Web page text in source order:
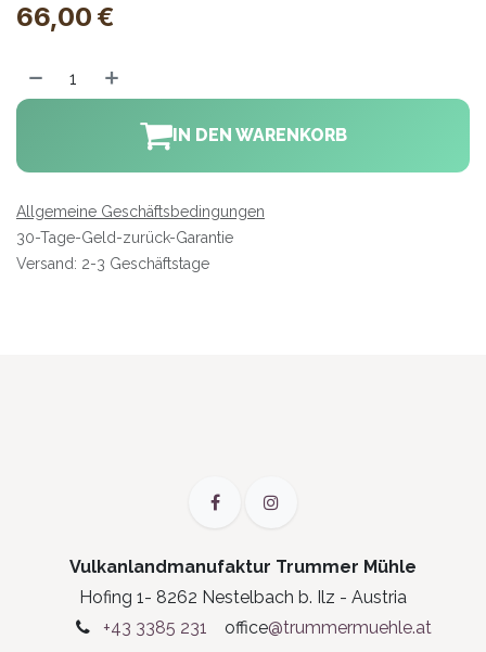
66,00 €
IN DEN WARENKORB
Allgemeine Geschäftsbedingungen
30-Tage-Geld-zurück-Garantie
Versand: 2-3 Geschäftstage
Vulkanlandmanufaktur Trummer Mühle
Hofing 1- 8262 Nestelbach b. Ilz - Austria
+43 3385 231
office@trummermuehle.at